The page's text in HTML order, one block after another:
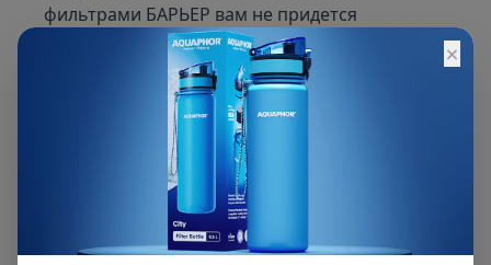
фильтрами БАРЬЕР вам не придется
запоминать размер или диаметр сменной
кассеты: любая кассета БАРЬЕР подходит ко
всем фильтрам-кувшинам БАРЬЕР. А
герметичное резьбовое соединение
исключает попадание неочищенной воды в
отфильтрованную. Ресурс зависит от качества
исходной воды, но составляет не более 350
литров для каждой кассеты. Использование
фильтра-кувшина вместо литровых бутылей
×